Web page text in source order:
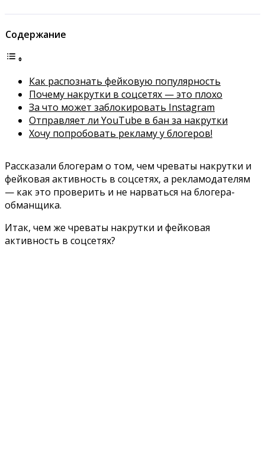
Содержание
Как распознать фейковую популярность
Почему накрутки в соцсетях — это плохо
За что может заблокировать Instagram
Отправляет ли YouTube в бан за накрутки
Хочу попробовать рекламу у блогеров!
Рассказали блогерам о том, чем чреваты накрутки и
фейковая активность в соцсетях, а рекламодателям
— как это проверить и не нарваться на блогера-
обманщика.
Итак, чем же чреваты накрутки и фейковая
активность в соцсетях?